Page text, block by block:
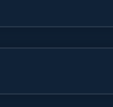
de
laten